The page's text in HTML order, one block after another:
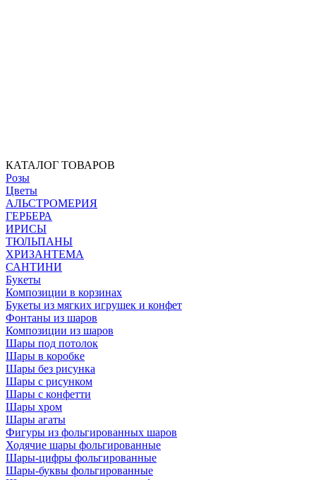
КАТАЛОГ ТОВАРОВ
Розы
Цветы
АЛЬСТРОМЕРИЯ
ГЕРБЕРА
ИРИСЫ
ТЮЛЬПАНЫ
ХРИЗАНТЕМА
САНТИНИ
Букеты
Композиции в корзинах
Букеты из мягких игрушек и конфет
Фонтаны из шаров
Композиции из шаров
Шары под потолок
Шары в коробке
Шары без рисунка
Шары с рисунком
Шары с конфетти
Шары хром
Шары агаты
Фигуры из фольгированных шаров
Ходячие шары фольгированные
Шары-цифры фольгированные
Шары-буквы фольгированные